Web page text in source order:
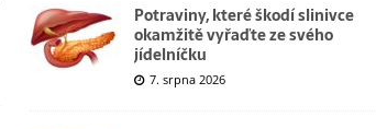
Potraviny, které škodí slinivce
okamžitě vyřaďte ze svého
jídelníčku
7. srpna 2026